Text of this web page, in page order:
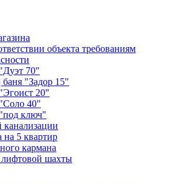
объекта требованиям
70"
"Задор 15"
20"
40"
ключ"
канализации
на 5 квартир
кармана
шахты